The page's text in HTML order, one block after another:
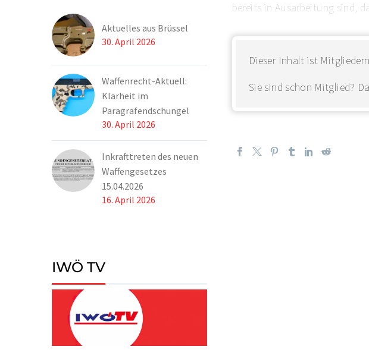
bereits in Ausarbeitung sind,
Dieser Inhalt ist
Sie sind schon Mitglied?
Aktuelles aus Brüssel
30. April 2026
Waffenrecht-Aktuell:
Klarheit im
Paragrafendschungel
30. April 2026
Inkrafttreten des neuen
Waffengesetzes
15.04.2026
16. April 2026
IWÖ TV